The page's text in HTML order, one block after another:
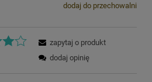
dodaj do przechowalni
zapytaj o produkt
dodaj opinię